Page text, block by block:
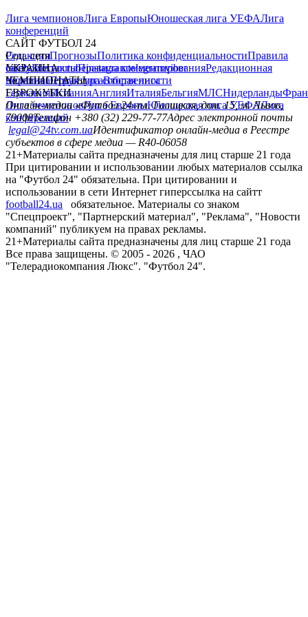
Лига чемпионовЛига ЕвропыЮношеская лига УЕФАЛига
конференций
САЙТ ФУТБОЛ 24
РедакцияПрогнозыПолитика конфиденциальностиПравила
сайтуКонтактыПравила комментированияРедакционная
политикаСтруктура собственности
Соц. сети
facebookxyoutubeinstagramtelegramviber
УКРАИНА
УкраинаПервая лигаВторая лига
ЧЕМПИОНАТЫ
ГерманияИспанияАнглияИталияБельгияМЛСНидерланды
ЕВРОКУБКИ
Лига чемпионовЛига ЕвропыЮношеская лига УЕФАЛига
конференций
Онлайн-медиа «Футбол 24»пл. Галицкая, дом. 15, м. Львов,
79008Телефон +380 (32) 229-77-77Адрес электронной почты
legal@24tv.com.uaИдентификатор онлайн-медиа в Реестре
субъектов в сфере медиа — R40-06058
21+Материалы сайта предназначены для лиц старше 21 года
При цитировании и использовании любых материалов ссылка
на "Футбол 24" обязательна. При цитировании и
использовании в сети Интернет гиперссылка на сайтт
football24.ua
обязательное. Материалы со знаком
"Спецпроект", "Партнерский материал", "Реклама", "Новости
компаний" публикуем на правах рекламы.
21+Материалы сайта предназначены для лиц старше 21 года
Все права защищены. © 2005 - 2026 , ЧАО
"Телерадиокомпания Люкс". "Футбол 24".